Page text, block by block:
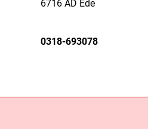
Ede
0318-693078